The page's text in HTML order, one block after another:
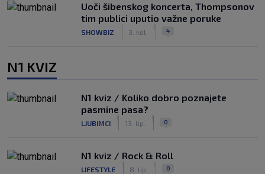
Uoči šibenskog koncerta, Thompsonov
tim publici uputio važne poruke
SHOWBIZ 3. kol. 4
N1 KVIZ
N1 kviz / Koliko dobro poznajete
pasmine pasa?
LJUBIMCI 13. lip. 0
N1 kviz / Rock & Roll
LIFESTYLE 8. lip. 0